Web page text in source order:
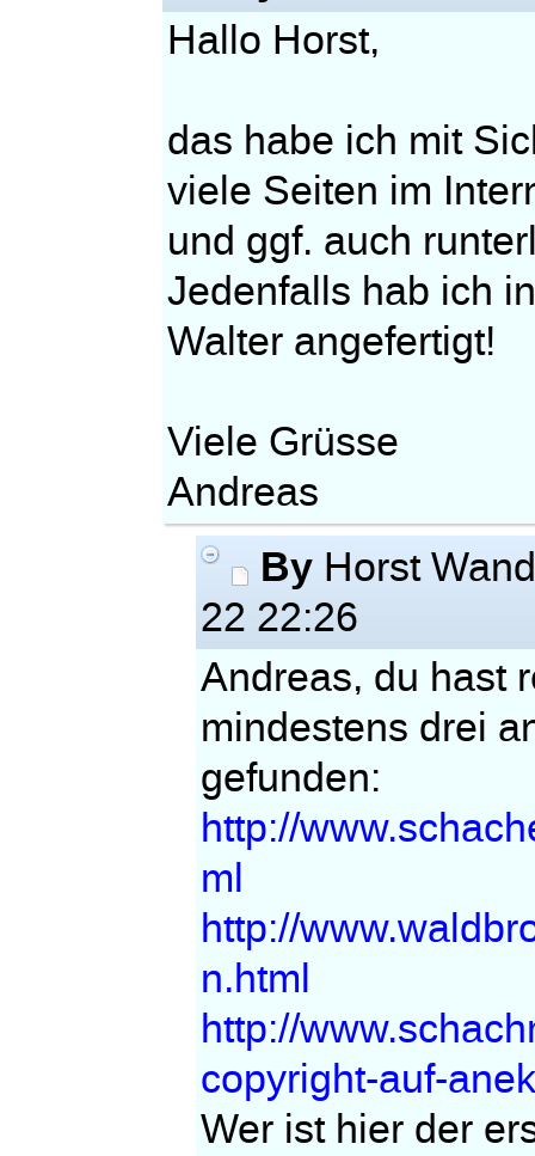
Hallo Horst,
das habe ich mit
viele Seiten im
und ggf. auch
Jedenfalls hab ich
Walter angefertigt!
Viele Grüsse
Andreas
By Horst
22 22:26
Andreas, du hast
mindestens drei
gefunden:
http://
ml
http://
n.html
http://
copyright-auf-
Wer ist hier der